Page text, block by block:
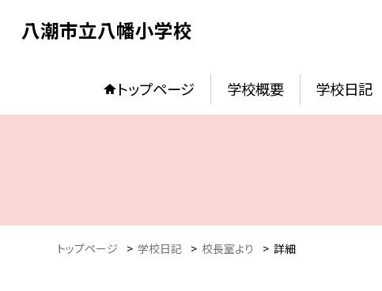
八潮市立八幡小学校
トップページ 学校概要 学校日記
トップページ > 学校日記 > 校長室より > 詳細